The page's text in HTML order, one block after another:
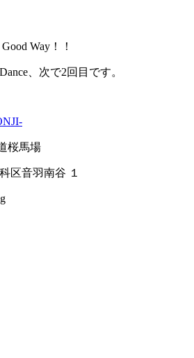
Way！！
、次で2回目です。
桜馬場
区音羽南谷 １